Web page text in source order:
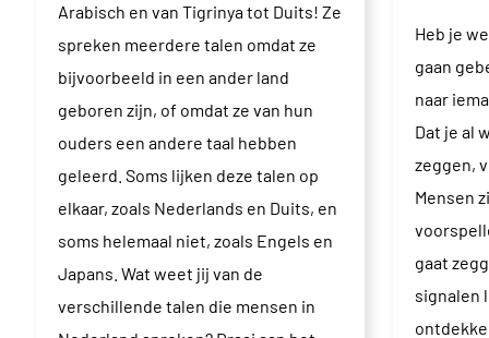
Arabisch en van Tigrinya tot Duits! Ze
spreken meerdere talen omdat ze
bijvoorbeeld in een ander land
geboren zijn, of omdat ze van hun
ouders een andere taal hebben
geleerd. Soms lijken deze talen op
elkaar, zoals Nederlands en Duits, en
soms helemaal niet, zoals Engels en
Japans. Wat weet jij van de
verschillende talen die mensen in
Heb je
gaan
naar
Dat je al
zeggen,
Mensen
gaat
signalen